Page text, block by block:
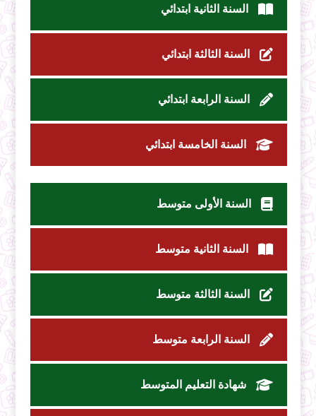
السنة الثانية ابتدائي
السنة الثالثة ابتدائي
السنة الرابعة ابتدائي
السنة الخامسة ابتدائي
السنة الأولى متوسط
السنة الثانية متوسط
السنة الثالثة متوسط
السنة الرابعة متوسط
شهادة التعليم المتوسط